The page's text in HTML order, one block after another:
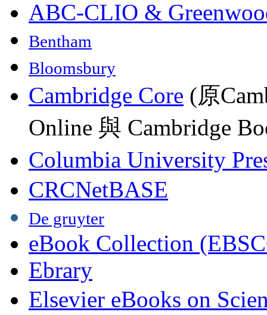
ABC-CLIO &
Bentham
Bloomsbury
Cambridge Core (原
Online 與 Cambridge
Columbia University
CRCNetBASE
De gruyter
eBook Collection
Ebrary
Elsevier eBooks on